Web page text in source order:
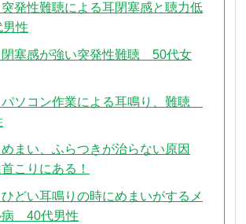
突発性難聴による耳閉塞感と聴力低
性
閉塞感が強い突発性難聴 50代女
パソコン作業による耳鳴り、難聴
まい、ふらつきが治らない原因
こりにある！
ひどい耳鳴りの時にめまいがするメ
病 40代男性